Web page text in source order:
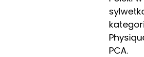
PCA.